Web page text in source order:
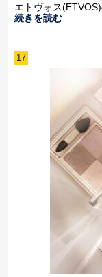
エトヴォス
続きを読む
17